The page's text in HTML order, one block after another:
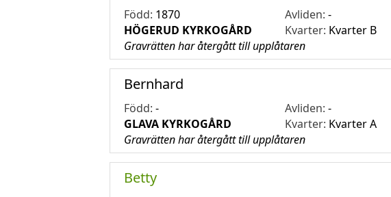
Född: 1870 Avliden:-
HÖGERUD KYRKOGÅRD
Kvarter: Kvarter B
Gravrätten har återgått till upplåtaren
Bernhard
Född: - Avliden:-
GLAVA KYRKOGÅRD
Kvarter: Kvarter A
Gravrätten har återgått till upplåtaren
Betty